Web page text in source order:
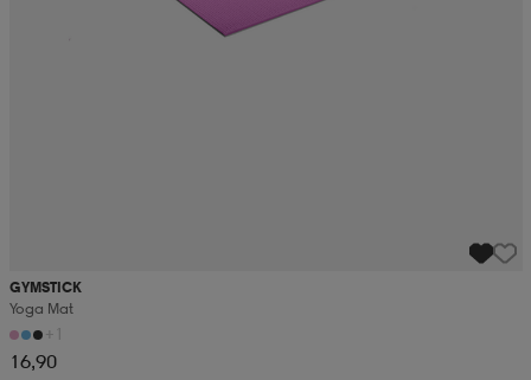
GYMSTICK
Yoga Mat
+1
16,90